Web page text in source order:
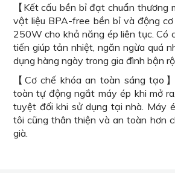
【Kết cấu bền bỉ đạt chuẩn
vật liệu BPA-free bền bỉ và động
250W cho khả năng ép liên tục. Có
tiến giúp tản nhiệt, ngăn ngừa quá
dụng hàng ngày trong gia đình bận
【Cơ chế khóa an toàn sáng tạo
toàn tự động ngắt máy ép khi mở
tuyệt đối khi sử dụng tại nhà. Máy
tôi cũng thân thiện và an toàn hơn
già.